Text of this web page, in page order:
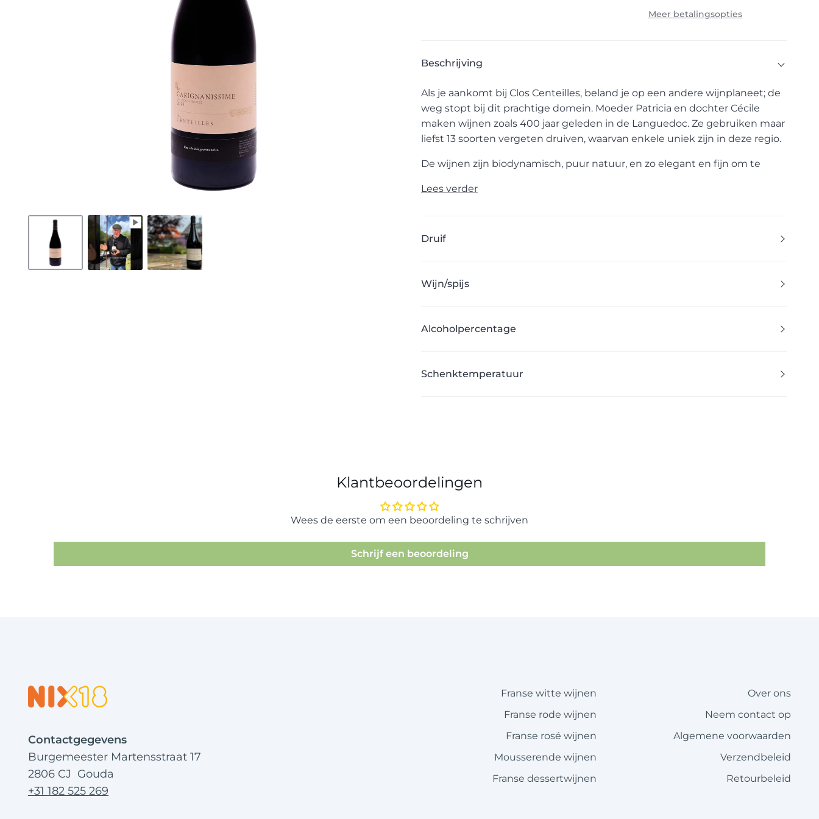
Meer betalingsopties
Beschrijving
Als je aankomt bij Clos Centeilles, beland je op een andere wijnplaneet; de
weg stopt bij dit prachtige domein. Moeder Patricia en dochter Cécile
maken wijnen zoals 400 jaar geleden in de Languedoc. Ze gebruiken maar
liefst 13 soorten vergeten druiven, waarvan enkele uniek zijn in deze regio.
De wijnen zijn biodynamisch, puur natuur, en zo elegant en fijn om te
Lees verder
Druif
Wijn/spijs
Alcoholpercentage
Schenktemperatuur
Klantbeoordelingen
Wees de eerste om een beoordeling te schrijven
Schrijf een beoordeling
Contactgegevens
Burgemeester Martensstraat 17
2806 CJ Gouda
+31 182 525 269
Franse witte wijnen
Franse rode wijnen
Franse rosé wijnen
Mousserende wijnen
Franse dessertwijnen
Over ons
Neem contact op
Algemene voorwaarden
Verzendbeleid
Retourbeleid